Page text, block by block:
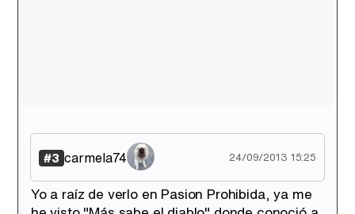
#3 carmela74 24/09/2013 15:25
Yo a raíz de verlo en Pasion Prohibida, ya me